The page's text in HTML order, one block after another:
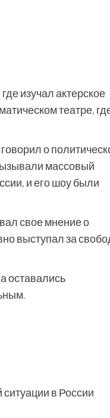
изучал актерское
театре,
о
массовый
и его шоу были
свое мнение о
выступал за
оставались
в России